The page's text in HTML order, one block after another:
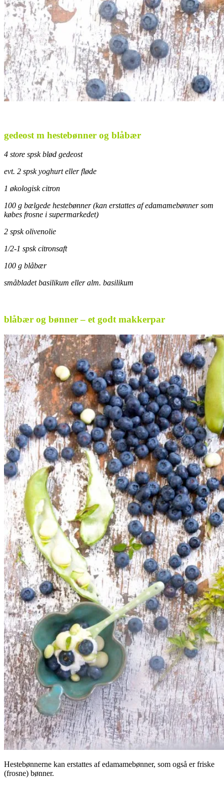
gedeost m hestebønner og blåbær
4 store spsk blød gedeost
evt. 2 spsk yoghurt eller fløde
1 økologisk citron
100 g bælgede hestebønner (kan erstattes af edamamebønner som
købes frosne i supermarkedet)
2 spsk olivenolie
1/2-1 spsk citronsaft
100 g blåbær
småbladet basilikum eller alm. basilikum
blåbær og bønner – et godt makkerpar
Hestebønnerne kan erstattes af edamamebønner, som også er friske
(frosne) bønner.